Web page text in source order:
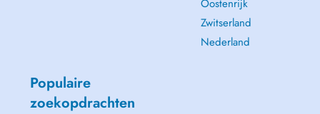
Oostenrijk
Zwitserland
Nederland
Populaire
zoekopdrachten